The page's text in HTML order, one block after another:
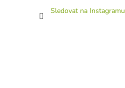
Sledovat na Instagramu